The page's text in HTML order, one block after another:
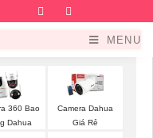
Facebook
MENU
360 Bao
Dahua
Camera Dahua
Giá Rẻ